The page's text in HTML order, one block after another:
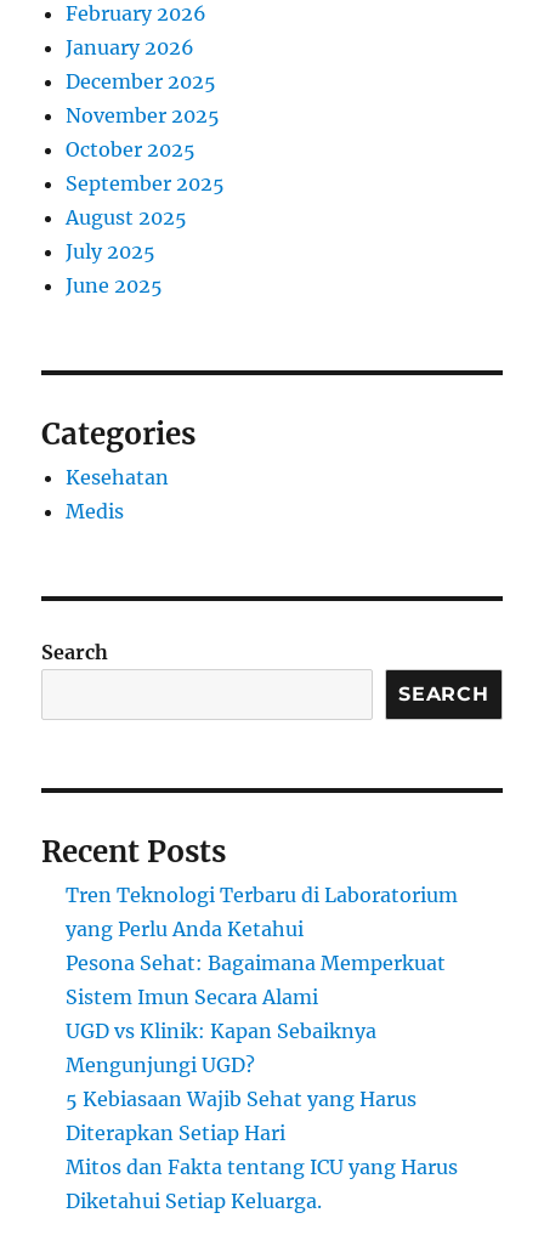
February 2026
January 2026
December 2025
November 2025
October 2025
September 2025
August 2025
July 2025
June 2025
Categories
Kesehatan
Medis
Search
SEARCH
Recent Posts
Tren Teknologi Terbaru di Laboratorium
yang Perlu Anda Ketahui
Pesona Sehat: Bagaimana Memperkuat
Sistem Imun Secara Alami
UGD vs Klinik: Kapan Sebaiknya
Mengunjungi UGD?
5 Kebiasaan Wajib Sehat yang Harus
Diterapkan Setiap Hari
Mitos dan Fakta tentang ICU yang Harus
Diketahui Setiap Keluarga.